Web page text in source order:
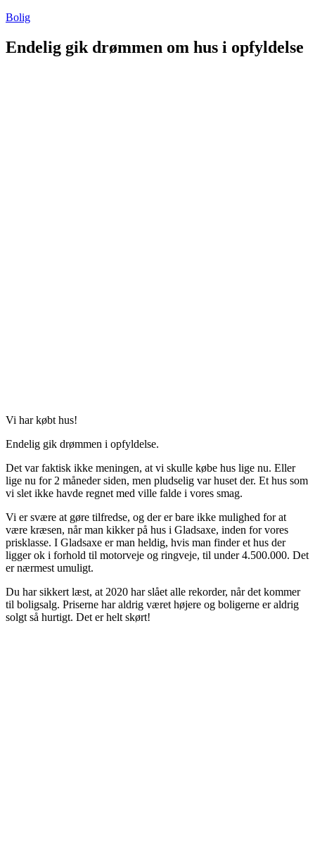
Bolig
Endelig gik drømmen om hus i opfyldelse
Vi har købt hus!
Endelig gik drømmen i opfyldelse.
Det var faktisk ikke meningen, at vi skulle købe hus lige nu. Eller
lige nu for 2 måneder siden, men pludselig var huset der. Et hus som
vi slet ikke havde regnet med ville falde i vores smag.
Vi er svære at gøre tilfredse, og der er bare ikke mulighed for at
være kræsen, når man kikker på hus i Gladsaxe, inden for vores
prisklasse. I Gladsaxe er man heldig, hvis man finder et hus der
ligger ok i forhold til motorveje og ringveje, til under 4.500.000. Det
er nærmest umuligt.
Du har sikkert læst, at 2020 har slået alle rekorder, når det kommer
til boligsalg. Priserne har aldrig været højere og boligerne er aldrig
solgt så hurtigt. Det er helt skørt!